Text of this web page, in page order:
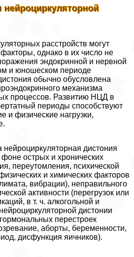
расстройств могут
однако в их число не
эндокринной и нервной
и юношеском периоде
обычно обусловлена
механизма
процессов. Развитию НЦД в
периоды способствуют
и физические нагрузки,
нейроциркуляторная дистония
острых и хронических
переутомления, психической
и химических факторов
вибрации), неправильного
активности (перегрузок или
в т. ч. алкогольной и
дистонии
перестроек
aбopты, беременности,
дисфункция яичников).